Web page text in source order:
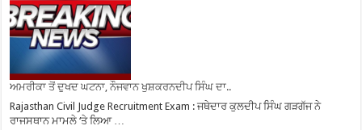
ਅਮਰੀਕਾ ਤੋਂ ਦੁਖਦ ਘਟਨਾ, ਨੌਜਵਾਨ ਖੁਸ਼ਕਰਨਦੀਪ ਸਿੰਘ ਦਾ..
Rajasthan Civil Judge Recruitment Exam : ਜਥੇਦਾਰ ਕੁਲਦੀਪ ਸਿੰਘ ਗੜਗੱਜ ਨੇ
ਰਾਜਸਥਾਨ ਮਾਮਲੇ ‘ਤੇ ਲਿਆ …